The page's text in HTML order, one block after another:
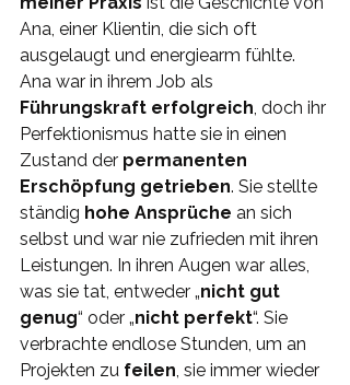
Ana, einer Klientin, die sich oft
ausgelaugt und energiearm fühlte.
Ana war in ihrem Job als
Führungskraft erfolgreich, doch ihr
Perfektionismus hatte sie in einen
Zustand der permanenten
Erschöpfung getrieben. Sie stellte
ständig hohe Ansprüche an sich
selbst und war nie zufrieden mit ihren
Leistungen. In ihren Augen war alles,
was sie tat, entweder „nicht gut
genug“ oder „nicht perfekt“. Sie
verbrachte endlose Stunden, um an
Projekten zu feilen, sie immer wieder